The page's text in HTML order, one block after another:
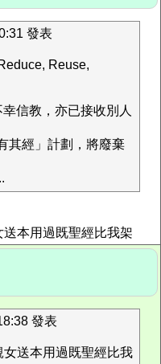
發表
Reuse,
信教，亦已接收別人
其經」計劃，將廢棄
本用過既聖經比我架
發表
送本用過既聖經比我